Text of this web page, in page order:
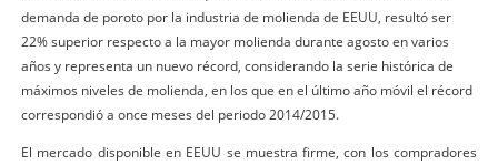
demanda de poroto por la industria de molienda de EEUU, resultó ser
22% superior respecto a la mayor molienda durante agosto en varios
años y representa un nuevo récord, considerando la serie histórica de
máximos niveles de molienda, en los que en el último año móvil el récord
correspondió a once meses del periodo 2014/2015.
El mercado disponible en EEUU se muestra firme, con los compradores